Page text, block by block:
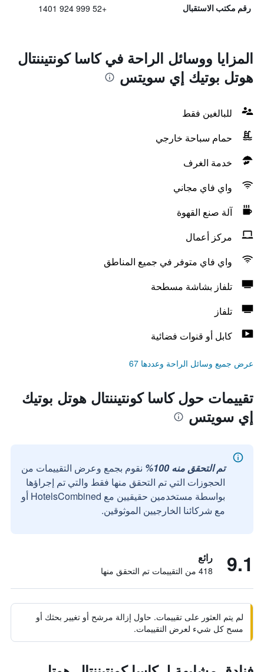
رقم مكتب الاستقبال +52 999 924 1401
المزايا ووسائل الراحة في كاسا كونتيننتال
هوتل بوتيك إي سويتس
للبالغين فقط
حمام سباحة خارجي
خدمة الغرف
واي فاي مجاني
آلة صنع القهوة
مركز أعمال
واي فاي متوفر في جميع المناطق
تلفاز بشاشة مسطحة
تلفاز
كابل أو قنوات فضائية
عرض جميع وسائل الراحة وعددها 67
تقييمات حول كاسا كونتيننتال هوتل بوتيك
إي سويتس
تم التحقق منه 100%
نقوم بجمع وعرض التقييمات من
الحجوزات التي تم التحقق منها فقط والتي تم إجراؤها
بواسطة مستخدمين حقيقيين مع HotelsCombined أو
مع شركائنا الخارجيين الموثوقين.
9.1 رائع
418 من التقييمات تم التحقق منها
لم يتم العثور على تقييمات. حاول إزالة مرشح أو تغيير بحثك أو
مسح كل شيء لعرض التقييمات.